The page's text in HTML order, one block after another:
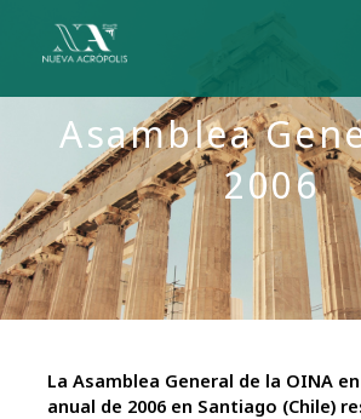
contenido
Asamblea
2006
La Asamblea General de la OINA
anual de 2006 en Santiago (Chile)